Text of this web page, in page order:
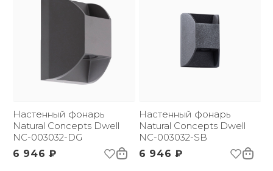
Настенный фонарь
Natural Concepts Dwell
NC-003032-DG
6 946 ₽
Настенный фонарь
Natural Concepts Dwell
NC-003032-SB
6 946 ₽